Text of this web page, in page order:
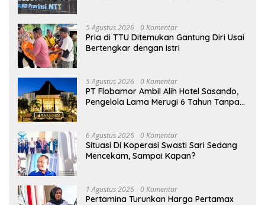
5 Agustus 2026 0 Komentar
Pria di TTU Ditemukan Gantung Diri Usai
Bertengkar dengan Istri
5 Agustus 2026 0 Komentar
PT Flobamor Ambil Alih Hotel Sasando,
Pengelola Lama Merugi 6 Tahun Tanpa
6 Agustus 2026 0 Komentar
Situasi Di Koperasi Swasti Sari Sedang
Mencekam, Sampai Kapan?
1 Agustus 2026 0 Komentar
Pertamina Turunkan Harga Pertamax